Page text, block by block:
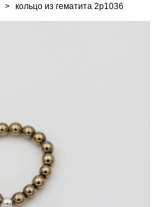
> кольцо из гематита 2p1036